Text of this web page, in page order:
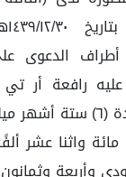
اتفق أطراف
مشغل معتمد لمدة (٦)
(١١٢،٨٧٠.٨٤) مائة
وأربعة